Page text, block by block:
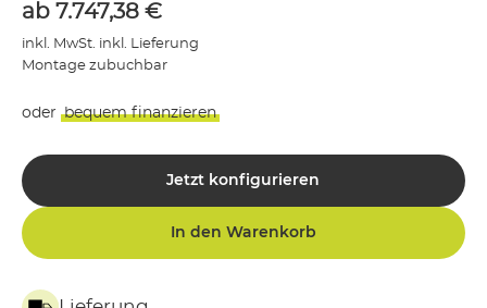
ab 7.747,38 €
inkl. MwSt. inkl. Lieferung
Montage zubuchbar
oder bequem finanzieren
Jetzt konfigurieren
In den Warenkorb